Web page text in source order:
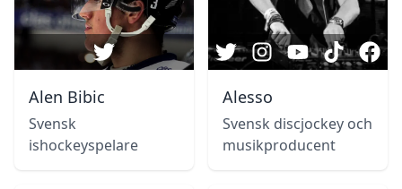
Alen Bibic
Svensk
ishockeyspelare
Alesso
Svensk discjockey och
musikproducent